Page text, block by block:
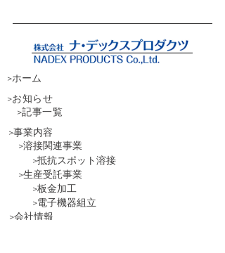
>ホーム
>お知らせ
>記事一覧
>事業内容
>溶接関連事業
>抵抗スポット溶接
>生産受託事業
>板金加工
>電子機器組立
>会社情報